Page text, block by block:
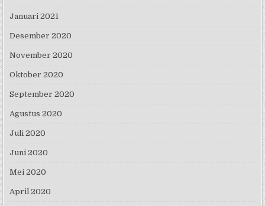
Januari 2021
Desember 2020
November 2020
Oktober 2020
September 2020
Agustus 2020
Juli 2020
Juni 2020
Mei 2020
April 2020